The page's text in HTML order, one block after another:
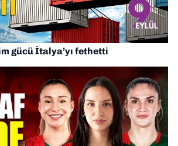
gücü İtalya’yı fethetti